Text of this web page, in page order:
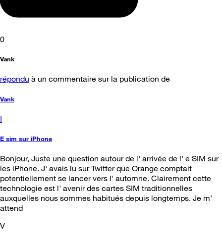
0
Vank
répondu à un commentaire sur la publication de
Vank
I
E sim sur iPhone
Bonjour, Juste une question autour de l' arrivée de l' e SIM sur
les iPhone. J' avais lu sur Twitter que Orange comptait
potentiellement se lancer vers l' automne. Clairement cette
technologie est l' avenir des cartes SIM traditionnelles
auxquelles nous sommes habitués depuis longtemps. Je m'
attend
V